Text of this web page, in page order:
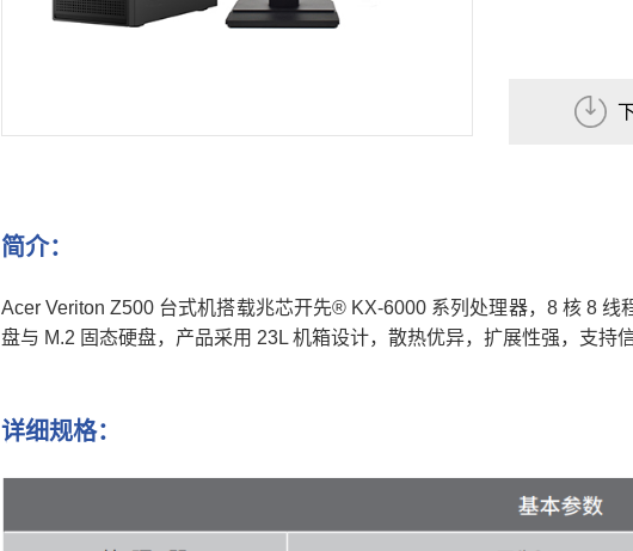
简介：
Acer Veriton Z500 台式机搭载兆芯开先® KX-6000 系列处理器，8 核 8
盘与 M.2 固态硬盘，产品采用 23L 机箱设计，散热优异，扩展性强，支持
详细规格：